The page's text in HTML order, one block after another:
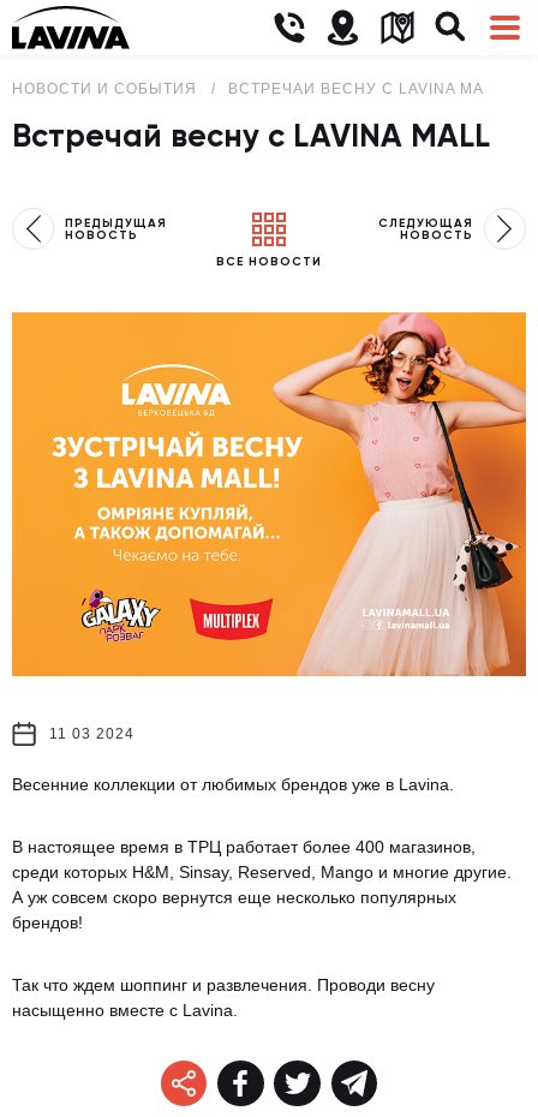
НОВОСТИ И СОБЫТИЯ ВСТРЕЧАЙ ВЕСНУ С LAVINA MALL
Встречай весну с LAVINA MALL
ПРЕДЫДУЩАЯ
НОВОСТЬ
ВСЕ НОВОСТИ
СЛЕДУЮЩАЯ
НОВОСТЬ
11 03 2024
Весенние коллекции от любимых брендов уже в Lavina.
В настоящее время в ТРЦ работает более 400 магазинов,
среди которых H&M, Sinsay, Reserved, Mango и многие другие.
А уж совсем скоро вернутся еще несколько популярных
брендов!
Так что ждем шоппинг и развлечения. Проводи весну
насыщенно вместе с Lavina.